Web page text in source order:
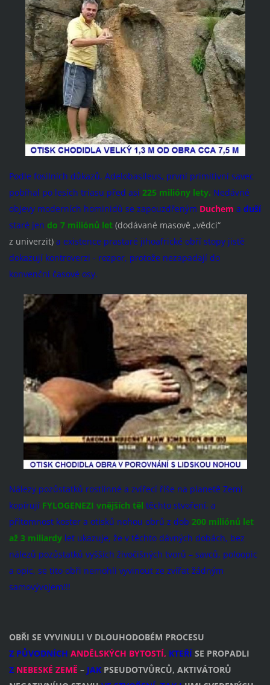
Podle fosilních důkazů, Adelobasileus, první primitivní savec
pobíhal po lesích triasu před asi 225 milióny lety. Nedávné
objevy moderních hominidů se zapouzdřeným Duchem a duší
staré jen do 7 miliónů let (dodávané masově „vědci“
z univerzit)a existence prastaré jihoafrické obří stopy jistě
dokazují kontroverzi - rozpor, protože nezapadají do
konvenční časové osy.
Nálezy pozůstatků rostlinné a zvířecí říše na planetě Zemi
kopírují FYLOGENEZI vnějších těl těchto stvoření, a
přítomnost koster a otisků nohou obrů z dob 200 miliónů let
až 3 miliardy let ukazuje, že v těchto dávných dobách, bez
nálezů pozůstatků vyšších živočišných tvorů – savců, poloopic
a opic, se tito obři nemohli vyvinout ze zvířat žádným
samovývojem!!!
OBŘI SE VYVINULI V DLOUHODOBÉM PROCESU
Z PŮVODNÍCH ANDĚLSKÝCH BYTOSTÍ, KTEŘÍ SE PROPADLI
Z NEBESKÉ ZEMĚ – JAK PSEUDOTVŮRCŮ, AKTIVÁTORŮ